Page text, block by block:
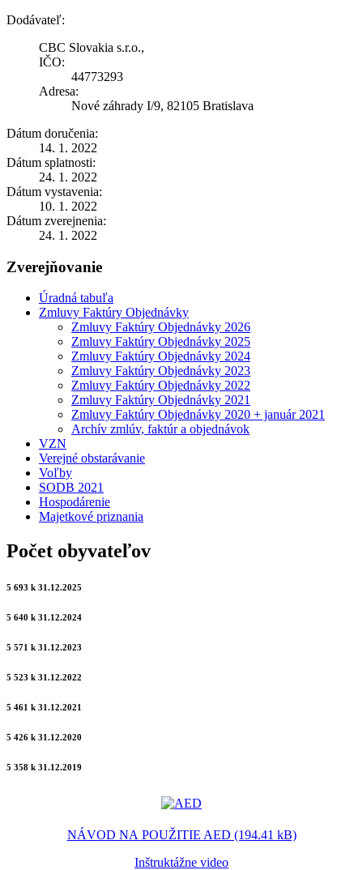
Dodávateľ:
CBC Slovakia s.r.o.,
IČO:
44773293
Adresa:
Nové záhrady I/9, 82105 Bratislava
Dátum doručenia:
14. 1. 2022
Dátum splatnosti:
24. 1. 2022
Dátum vystavenia:
10. 1. 2022
Dátum zverejnenia:
24. 1. 2022
Zverejňovanie
Úradná tabuľa
Zmluvy Faktúry Objednávky
Zmluvy Faktúry Objednávky 2026
Zmluvy Faktúry Objednávky 2025
Zmluvy Faktúry Objednávky 2024
Zmluvy Faktúry Objednávky 2023
Zmluvy Faktúry Objednávky 2022
Zmluvy Faktúry Objednávky 2021
Zmluvy Faktúry Objednávky 2020 + január 2021
Archív zmlúv, faktúr a objednávok
VZN
Verejné obstarávanie
Voľby
SODB 2021
Hospodárenie
Majetkové priznania
Počet obyvateľov
5 693 k 31.12.2025
5 640 k 31.12.2024
5 571 k 31.12.2023
5 523 k 31.12.2022
5 461 k 31.12.2021
5 426 k 31.12.2020
5 358 k 31.12.2019
NÁVOD NA POUŽITIE AED (194.41 kB)
Inštruktážne video